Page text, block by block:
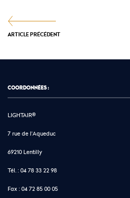
ARTICLE PRÉCÉDENT
COORDONNÉES :
LIGHTAIR®
7 rue de l'Aqueduc
69210 Lentilly
Tél. : 04 78 33 22 98
Fax : 04 72 85 00 05